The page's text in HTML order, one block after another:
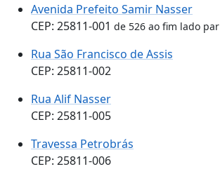
Avenida Prefeito Samir Nasser
CEP: 25811-001 de 526 ao fim lado par
Rua São Francisco de Assis
CEP: 25811-002
Rua Alif Nasser
CEP: 25811-005
Travessa Petrobrás
CEP: 25811-006